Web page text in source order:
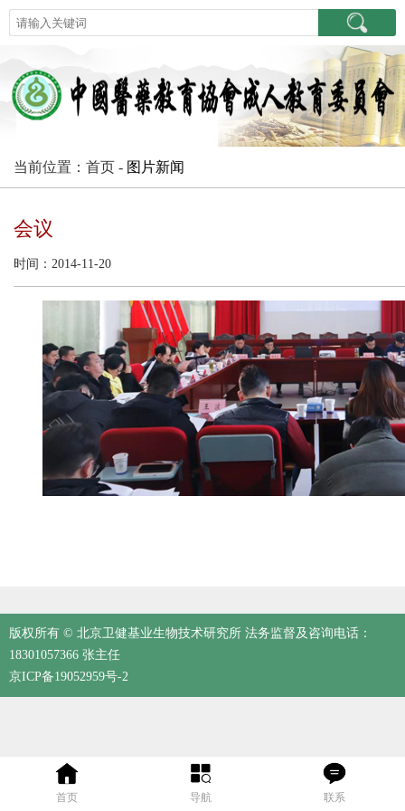
当前位置：首页 - 图片新闻
会议
时间：2014-11-20
版权所有 © 北京卫健基业生物技术研究所 法务监督及咨询电话：
18301057366 张主任
京ICP备19052959号-2
首页 导航 联系